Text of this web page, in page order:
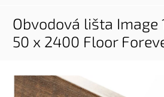
Obvodová lišta Image
50 x 2400 Floor